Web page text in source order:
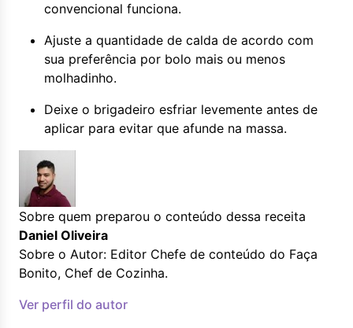
convencional funciona.
Ajuste a quantidade de calda de acordo com
sua preferência por bolo mais ou menos
molhadinho.
Deixe o brigadeiro esfriar levemente antes de
aplicar para evitar que afunde na massa.
Sobre quem preparou o conteúdo dessa receita
Daniel Oliveira
Sobre o Autor: Editor Chefe de conteúdo do Faça
Bonito, Chef de Cozinha.
Ver perfil do autor